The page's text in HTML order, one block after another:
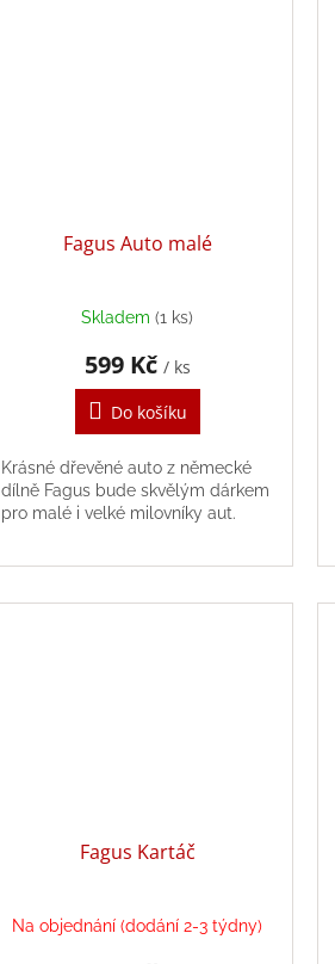
Fagus Auto malé
Skladem(1 ks)
599 Kč / ks
Do košíku
Krásné dřevěné auto z německé
dílně Fagus bude skvělým dárkem
pro malé i velké milovníky aut.
Fagus Kartáč
Na objednání (dodání 2-3 týdny)